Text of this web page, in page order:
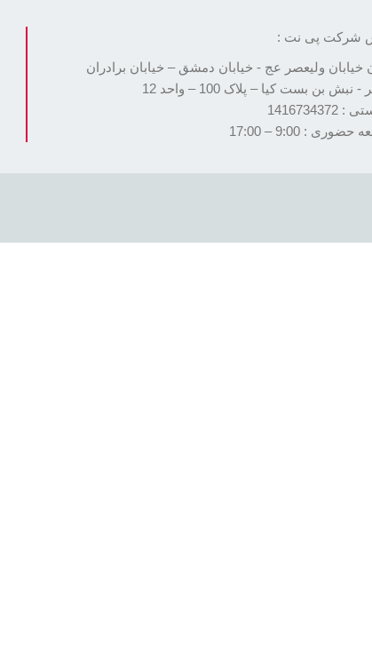
شرکت پی نت :
خیابان ولیعصر عج - خیابان دمشق – خیابان برادران
بن بست کیا – پلاک 100 – واحد 12
: 9:00 – 17:00